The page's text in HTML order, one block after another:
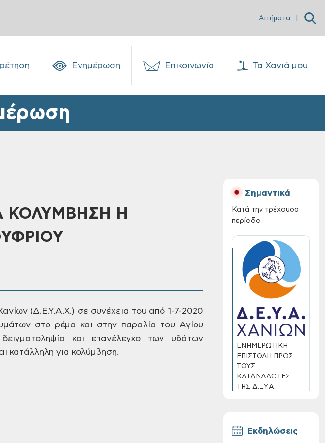
Αιτήματα
Ενημέρωση Επικοινωνία Τα Χανιά μου
ΚΟΛΥΜΒΗΣΗ Η
(Δ.Ε.Υ.Α.Χ.) σε συνέχεια του από 1-7-2020
στο ρέμα και στην παραλία του Αγίου
και επανέλεγχο των υδάτων
κατάλληλη για κολύμβηση.
Σημαντικά
Κατά την τρέχουσα
περίοδο
ΕΝΗΜΕΡΩΤΙΚΗ
ΕΠΙΣΤΟΛΗ ΠΡΟΣ
ΤΟΥΣ
ΚΑΤΑΝΑΛΩΤΕΣ
ΤΗΣ Δ.Ε.Υ.Α.
Εκδηλώσεις